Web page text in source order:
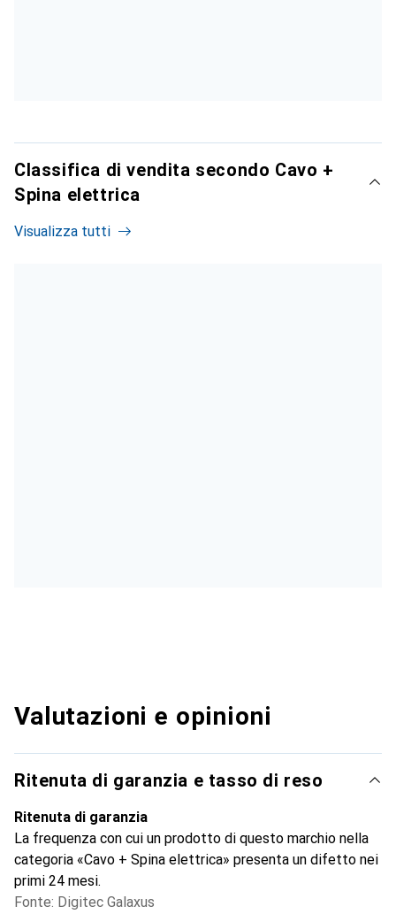
Classifica di vendita secondo Cavo +
Spina elettrica
Visualizza tutti
Valutazioni e opinioni
Ritenuta di garanzia e tasso di reso
Ritenuta di garanzia
La frequenza con cui un prodotto di questo marchio nella
categoria «Cavo + Spina elettrica» presenta un difetto nei
primi 24 mesi.
Fonte: Digitec Galaxus